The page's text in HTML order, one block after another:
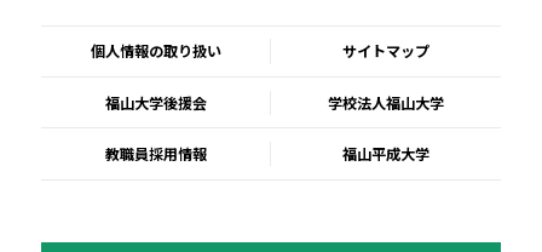
個人情報の取り扱い サイトマップ
福山大学後援会 学校法人福山大学
教職員採用情報 福山平成大学